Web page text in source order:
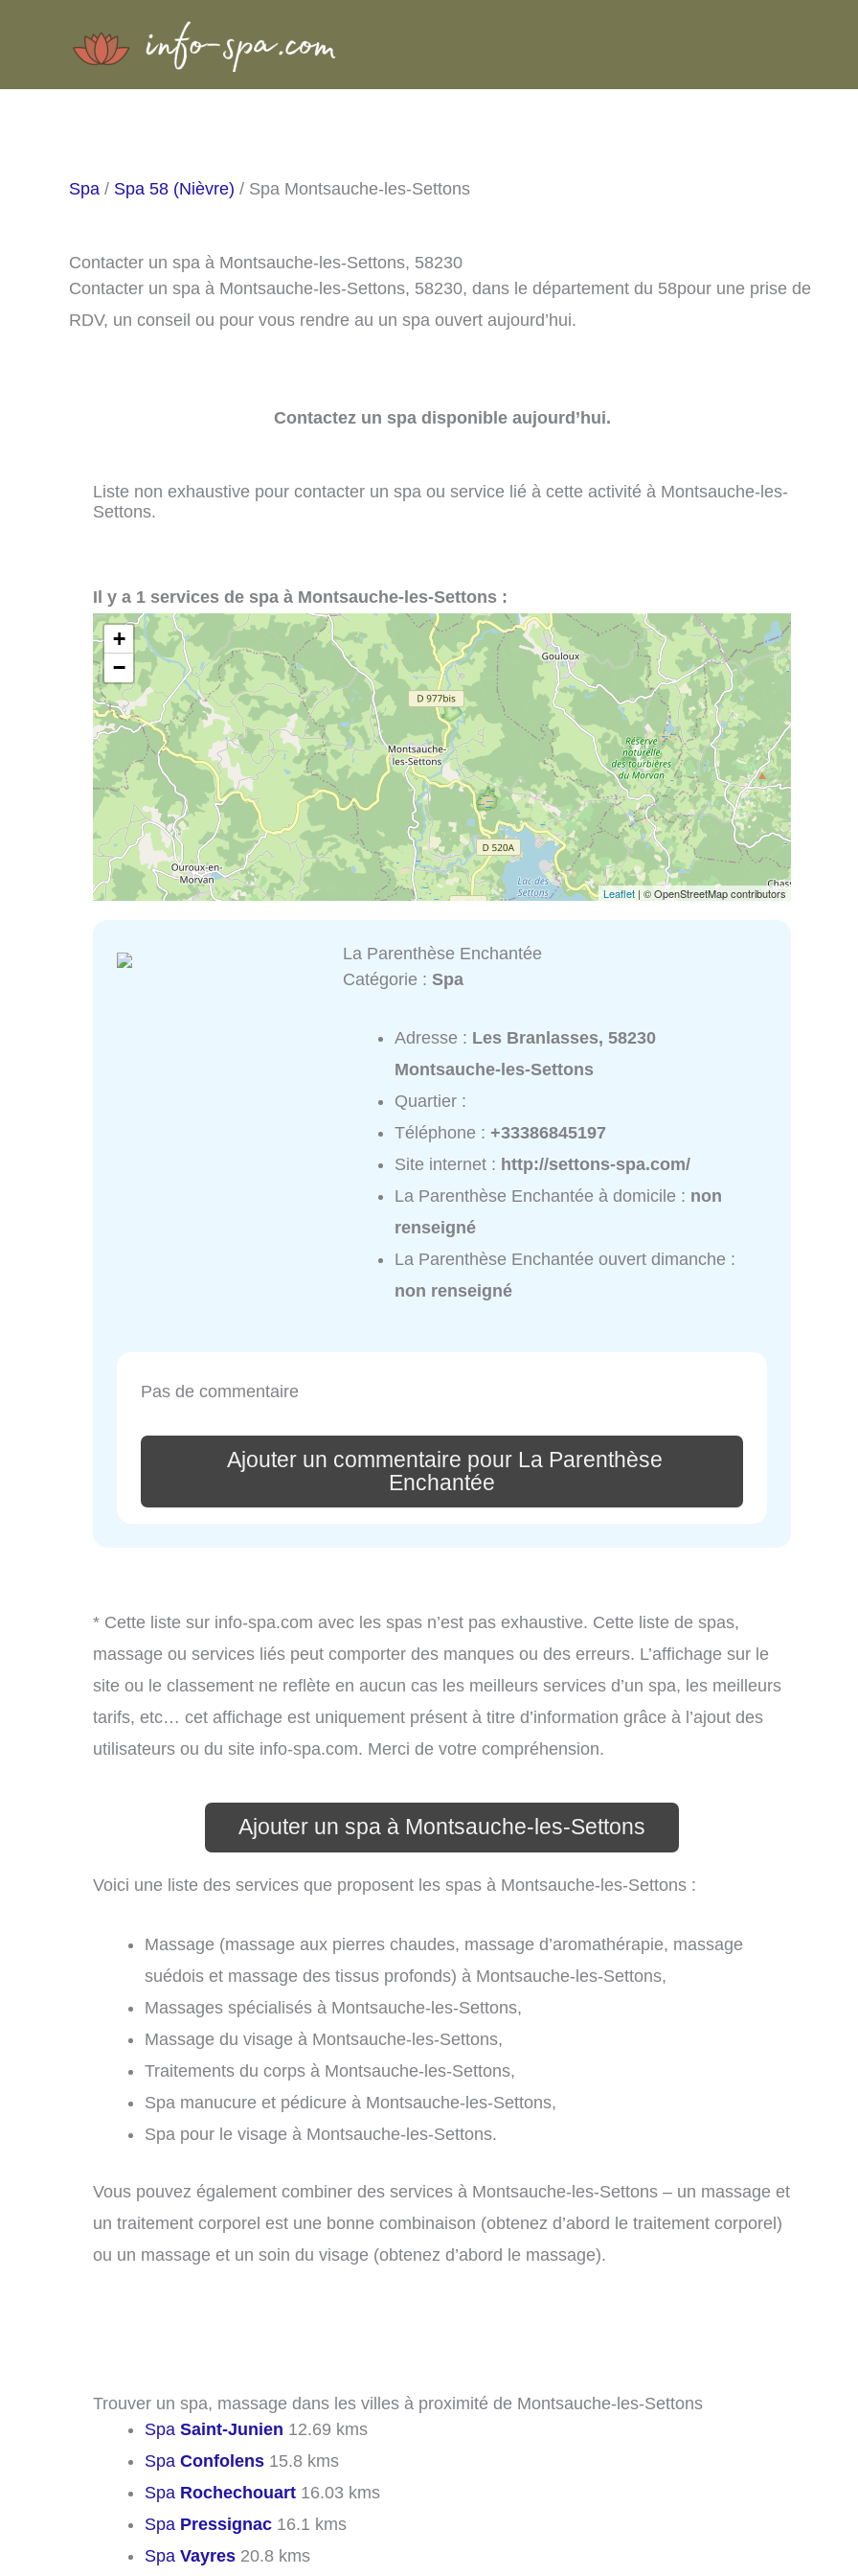
Spa / Spa 58 (Nièvre) / Spa Montsauche-les-Settons
Contacter un spa à Montsauche-les-Settons, 58230
Contacter un spa à Montsauche-les-Settons, 58230, dans le département du 58pour une prise de
RDV, un conseil ou pour vous rendre au un spa ouvert aujourd’hui.
Contactez un spa disponible aujourd’hui.
Liste non exhaustive pour contacter un spa ou service lié à cette activité à Montsauche-les-
Settons.
Il y a 1 services de spa à Montsauche-les-Settons :
+
−
Leaflet | © OpenStreetMap contributors
La Parenthèse Enchantée
Catégorie :Spa
Adresse : Les Branlasses, 58230
Montsauche-les-Settons
Quartier :
Téléphone :+33386845197
Site internet : http://settons-spa.com/
La Parenthèse Enchantée à domicile : non
renseigné
La Parenthèse Enchantée ouvert dimanche :
non renseigné
Pas de commentaire
Ajouter un commentaire pour La Parenthèse
Enchantée
* Cette liste sur info-spa.com avec les spas n’est pas exhaustive. Cette liste de spas,
massage ou services liés peut comporter des manques ou des erreurs. L’affichage sur le
site ou le classement ne reflète en aucun cas les meilleurs services d’un spa, les meilleurs
tarifs, etc… cet affichage est uniquement présent à titre d’information grâce à l’ajout des
utilisateurs ou du site info-spa.com. Merci de votre compréhension.
Ajouter un spa à Montsauche-les-Settons
Voici une liste des services que proposent les spas à Montsauche-les-Settons :
Massage (massage aux pierres chaudes, massage d’aromathérapie, massage
suédois et massage des tissus profonds) à Montsauche-les-Settons,
Massages spécialisés à Montsauche-les-Settons,
Massage du visage à Montsauche-les-Settons,
Traitements du corps à Montsauche-les-Settons,
Spa manucure et pédicure à Montsauche-les-Settons,
Spa pour le visage à Montsauche-les-Settons.
Vous pouvez également combiner des services à Montsauche-les-Settons – un massage et
un traitement corporel est une bonne combinaison (obtenez d’abord le traitement corporel)
ou un massage et un soin du visage (obtenez d’abord le massage).
Trouver un spa, massage dans les villes à proximité de Montsauche-les-Settons
Spa Saint-Junien 12.69 kms
Spa Confolens 15.8 kms
Spa Rochechouart 16.03 kms
Spa Pressignac 16.1 kms
Spa Vayres 20.8 kms